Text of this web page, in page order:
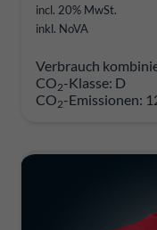
incl. 20% MwSt.
inkl. NoVA
Verbrauch
CO2-Klasse: D
CO2-Emissionen: